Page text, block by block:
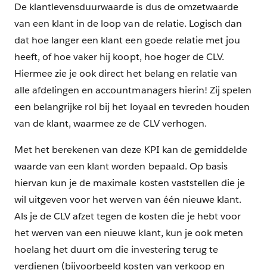
De klantlevensduurwaarde is dus de omzetwaarde
van een klant in de loop van de relatie. Logisch dan
dat hoe langer een klant een goede relatie met jou
heeft, of hoe vaker hij koopt, hoe hoger de CLV.
Hiermee zie je ook direct het belang en relatie van
alle afdelingen en accountmanagers hierin! Zij spelen
een belangrijke rol bij het loyaal en tevreden houden
van de klant, waarmee ze de CLV verhogen.
Met het berekenen van deze KPI kan de gemiddelde
waarde van een klant worden bepaald. Op basis
hiervan kun je de maximale kosten vaststellen die je
wil uitgeven voor het werven van één nieuwe klant.
Als je de CLV afzet tegen de kosten die je hebt voor
het werven van een nieuwe klant, kun je ook meten
hoelang het duurt om die investering terug te
verdienen (bijvoorbeeld kosten van verkoop en